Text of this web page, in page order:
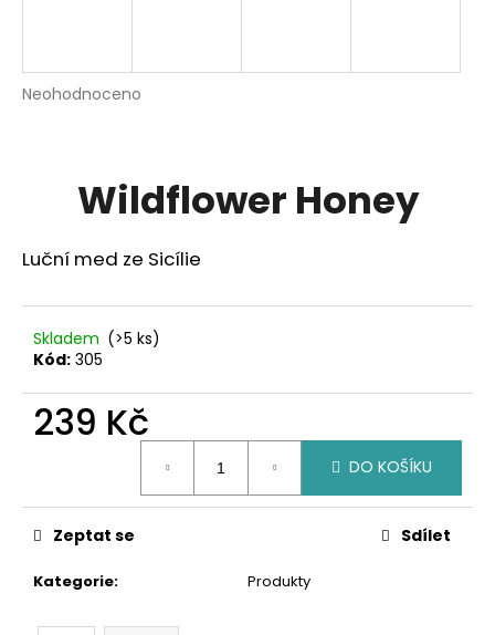
Průměrné
Neohodnoceno
Wildflower Honey
Luční med ze Sicílie
Skladem (>5 ks)
Kód: 305
239 Kč
DO KOŠÍKU
Kategorie: Produkty
Zeptat se Sdílet
í
HLEDAT
D
p
o
č
u
e
m